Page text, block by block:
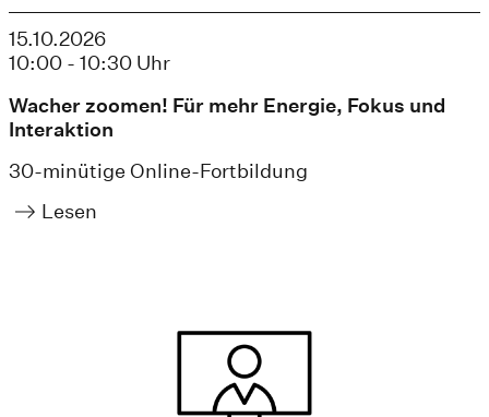
15.10.2026
10:00 - 10:30 Uhr
Wacher zoomen! Für mehr Energie, Fokus und
Interaktion
30-minütige Online-Fortbildung
Lesen